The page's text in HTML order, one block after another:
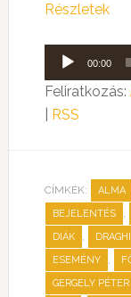
Részletek
Audió
lejátszó
00:00
Feliratkozás:
RSS
CÍMKÉK: ALMA
BEJELENTÉS ,
DIÁK , DRAGHI
ESEMÉNY ,
GERGELY PÉTER